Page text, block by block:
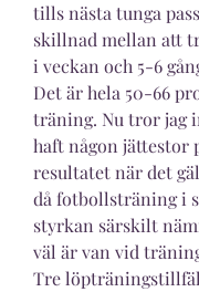
tills nästa tunga
skillnad mellan att
i veckan och 5-6
Det är hela 50-66
träning. Nu tror jag
haft någon jättestor
resultatet när det
då fotbollsträning i
styrkan särskilt
väl är van vid
Tre